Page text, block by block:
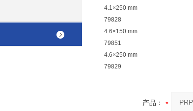
4.1×250 mm
79828
4.6×150 mm
79851
4.6×250 mm
79829
产品：